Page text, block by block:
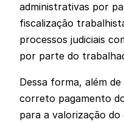
administrativas por
fiscalização
processos judiciais
por parte do
Dessa forma, além
correto pagamento
para a valorização